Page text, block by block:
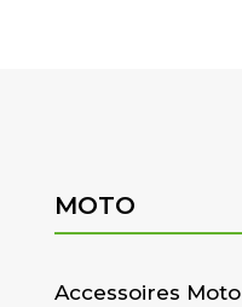
MOTO
Accessoires Moto